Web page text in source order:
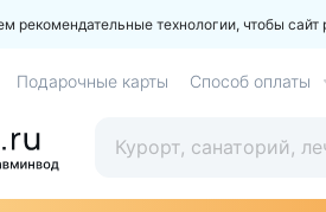
рекомендательные технологии, чтобы
Подарочные карты Способ оплаты